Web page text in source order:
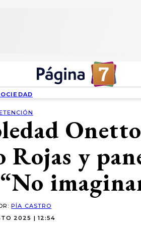
Rojas y
PÍA CASTRO
2025 | 12:54